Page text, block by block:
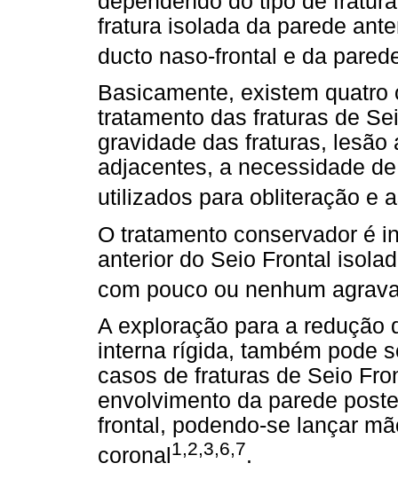
fratura isolada da parede
ducto naso-frontal e da
Basicamente, existem
tratamento das fraturas de
gravidade das fraturas,
adjacentes, a necessidade
utilizados para obliteração e
O tratamento conservador é
anterior do Seio Frontal
com pouco ou nenhum
A exploração para a redução
interna rígida, também pode
casos de fraturas de Seio
envolvimento da parede
frontal, podendo-se lançar
coronal 1,2,3,6,7.